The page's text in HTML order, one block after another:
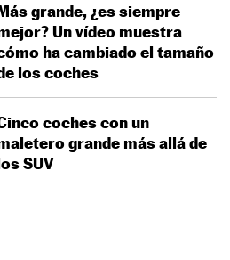
grande, ¿es siempre
Un vídeo muestra
ha cambiado el tamaño
los coches
coches con un
grande más allá de
SUV